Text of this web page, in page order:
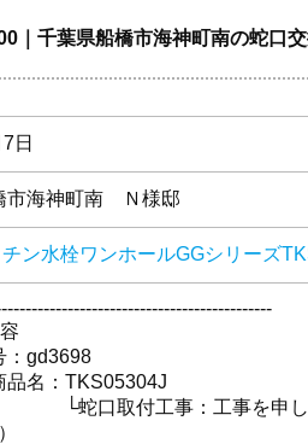
｜千葉県船橋市海神町南の蛇口
日
市海神町南 Ｎ様邸
ン水栓ワンホールGGシリーズ
gd3698
名：TKS05304J
付工事：工事を申し